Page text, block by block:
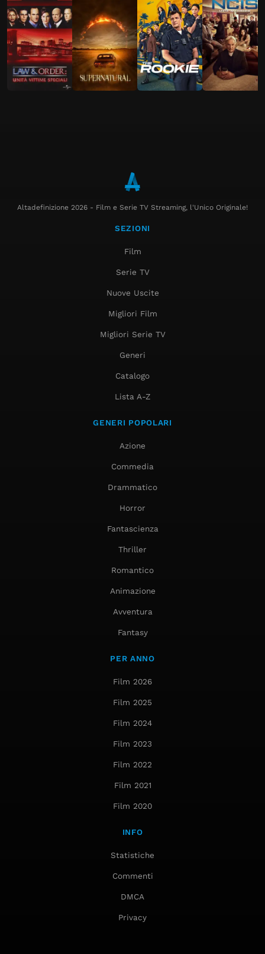
Altadefinizione 2026 - Film e Serie TV Streaming, l'Unico Originale!
SEZIONI
Film
Serie TV
Nuove Uscite
Migliori Film
Migliori Serie TV
Generi
Catalogo
Lista A-Z
GENERI POPOLARI
Azione
Commedia
Drammatico
Horror
Fantascienza
Thriller
Romantico
Animazione
Avventura
Fantasy
PER ANNO
Film 2026
Film 2025
Film 2024
Film 2023
Film 2022
Film 2021
Film 2020
INFO
Statistiche
Commenti
DMCA
Privacy